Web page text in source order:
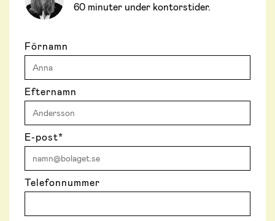
60 minuter under kontorstider.
Förnamn
Efternamn
E-post*
Telefonnummer